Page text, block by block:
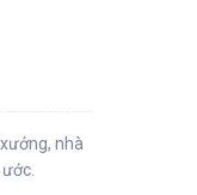
nhà